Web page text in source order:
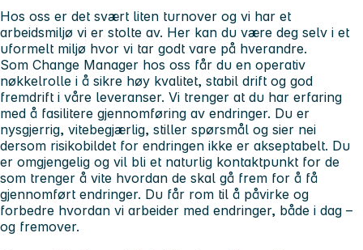
Hos oss er det svært liten turnover og vi har et
arbeidsmiljø vi er stolte av. Her kan du være deg selv i et
uformelt miljø hvor vi tar godt vare på hverandre.
Som Change Manager hos oss får du en operativ
nøkkelrolle i å sikre høy kvalitet, stabil drift og god
fremdrift i våre leveranser. Vi trenger at du har erfaring
med å fasilitere gjennomføring av endringer. Du er
nysgjerrig, vitebegjærlig, stiller spørsmål og sier nei
dersom risikobildet for endringen ikke er akseptabelt. Du
er omgjengelig og vil bli et naturlig kontaktpunkt for de
som trenger å vite hvordan de skal gå frem for å få
gjennomført endringer. Du får rom til å påvirke og
forbedre hvordan vi arbeider med endringer, både i dag –
og fremover.